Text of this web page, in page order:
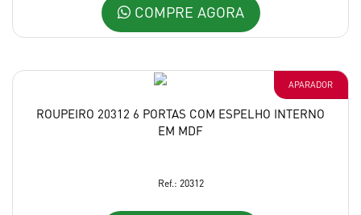
COMPRE AGORA
APARADOR
ROUPEIRO 20312 6 PORTAS COM ESPELHO INTERNO
EM MDF
Ref.: 20312